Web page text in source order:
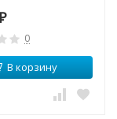
0
В корзину